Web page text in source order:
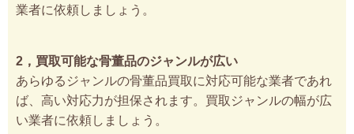
業者に依頼しましょう。
2，買取可能な骨董品のジャンルが広い
あらゆるジャンルの骨董品買取に対応可能な業者であれ
ば、高い対応力が担保されます。買取ジャンルの幅が広
い業者に依頼しましょう。